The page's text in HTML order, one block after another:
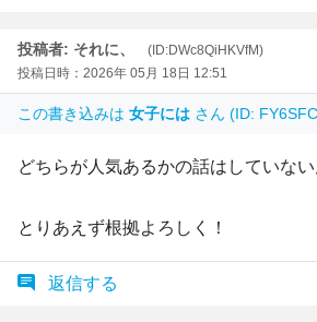
投稿者: それに、
(ID:DWc8QiHKVfM)
投稿日時：2026年 05月 18日 12:51
この書き込みは 女子には さん (ID:
どちらが人気あるかの話はしていない
とりあえず根拠よろしく！
返信する